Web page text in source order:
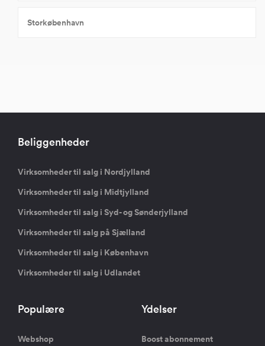
Storkøbenhavn
Beliggenheder
Virksomheder til salg i Nordjylland
Virksomheder til salg i Midtjylland
Virksomheder til salg i Syd- og Sønderjylland
Virksomheder til salg på Sjælland
Virksomheder til salg i København
Virksomheder til salg i Udlandet
Populære
Webshop
Ydelser
Boost abonnement